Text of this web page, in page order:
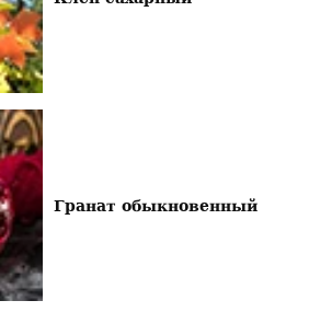
Гранат обыкновенный